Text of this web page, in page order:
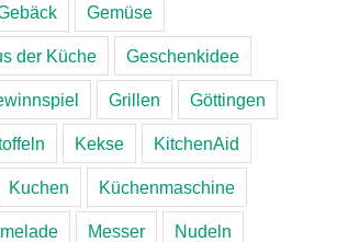
Gemüse
der Küche Geschenkidee
Grillen Göttingen
Kekse KitchenAid
Kuchen Küchenmaschine
Messer Nudeln